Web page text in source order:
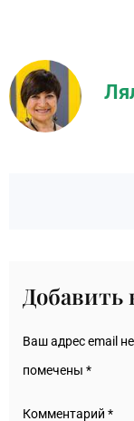
Ваш адрес email
помечены *
Комментарий *